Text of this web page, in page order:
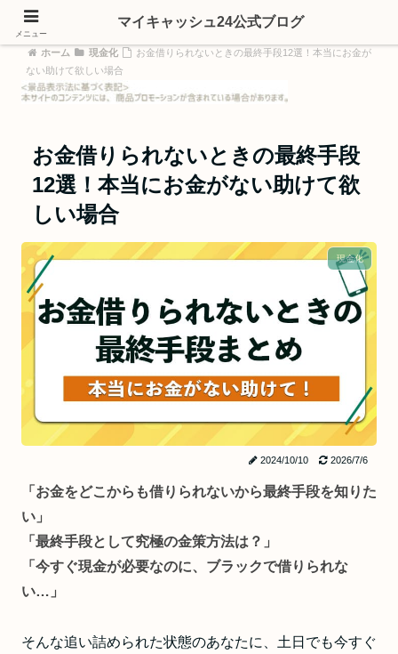
ホーム 現金化
お金借りられないときの最終手段12選！本当にお金が
ない助けて欲しい場合
お金借りられないときの最終手段
12選！本当にお金がない助けて欲
しい場合
現金化
2024/10/10 2026/7/6
「お金をどこからも借りられないから最終手段を知りた
い」
「最終手段として究極の金策方法は？」
「今すぐ現金が必要なのに、ブラックで借りられな
い…」
そんな追い詰められた状態のあなたに、土日でも今すぐ
メニュー
マイキャッシュ24公式ブログ